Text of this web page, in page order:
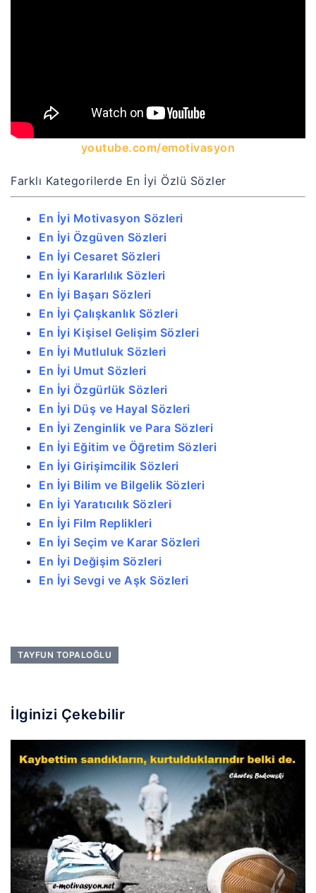
youtube.com/emotivasyon
Farklı Kategorilerde En İyi Özlü Sözler
En İyi Motivasyon Sözleri
En İyi Özgüven Sözleri
En İyi Cesaret Sözleri
En İyi Kararlılık Sözleri
En İyi Başarı Sözleri
En İyi Çalışkanlık Sözleri
En İyi Kişisel Gelişim Sözleri
En İyi Mutluluk Sözleri
En İyi Umut Sözleri
En İyi Özgürlük Sözleri
En İyi Düş ve Hayal Sözleri
En İyi Zenginlik ve Para Sözleri
En İyi Eğitim ve Öğretim Sözleri
En İyi Girişimcilik Sözleri
En İyi Bilim ve Bilgelik Sözleri
En İyi Yaratıcılık Sözleri
En İyi Film Replikleri
En İyi Seçim ve Karar Sözleri
En İyi Değişim Sözleri
En İyi Sevgi ve Aşk Sözleri
TAYFUN TOPALOĞLU
İlginizi Çekebilir